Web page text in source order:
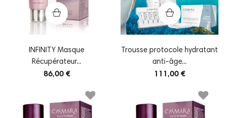
INFINITY Masque
Récupérateur...
86,00 €
Trousse protocole hydratant
anti-âge...
111,00 €